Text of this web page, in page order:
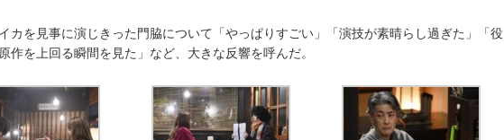
カを見事に演じきった門脇について「やっぱりすごい」「演技が素晴らし過ぎた」「役
作を上回る瞬間を見た」など、大きな反響を呼んだ。